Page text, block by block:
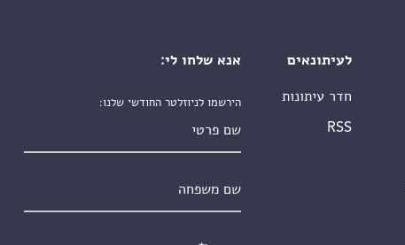
לעיתונאים
חדר עיתונות
RSS
אנא שלחו לי:
הירשמו לניוזלטר החודשי שלנו: